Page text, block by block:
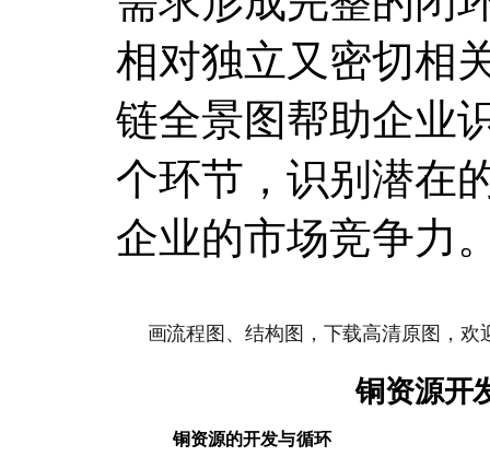
相对独立又密切相
链全景图帮助企业
个环节，识别潜在
企业的市场竞争力